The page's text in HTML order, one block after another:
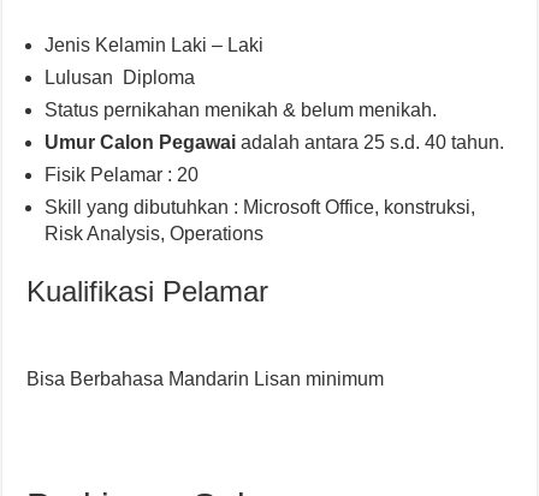
Jenis Kelamin Laki – Laki
Lulusan Diploma
Status pernikahan menikah & belum menikah.
Umur Calon Pegawaiadalah antara 25 s.d. 40 tahun.
Fisik Pelamar : 20
Skill yang dibutuhkan : Microsoft Office, konstruksi,
Risk Analysis, Operations
Kualifikasi Pelamar
Bisa Berbahasa Mandarin Lisan minimum